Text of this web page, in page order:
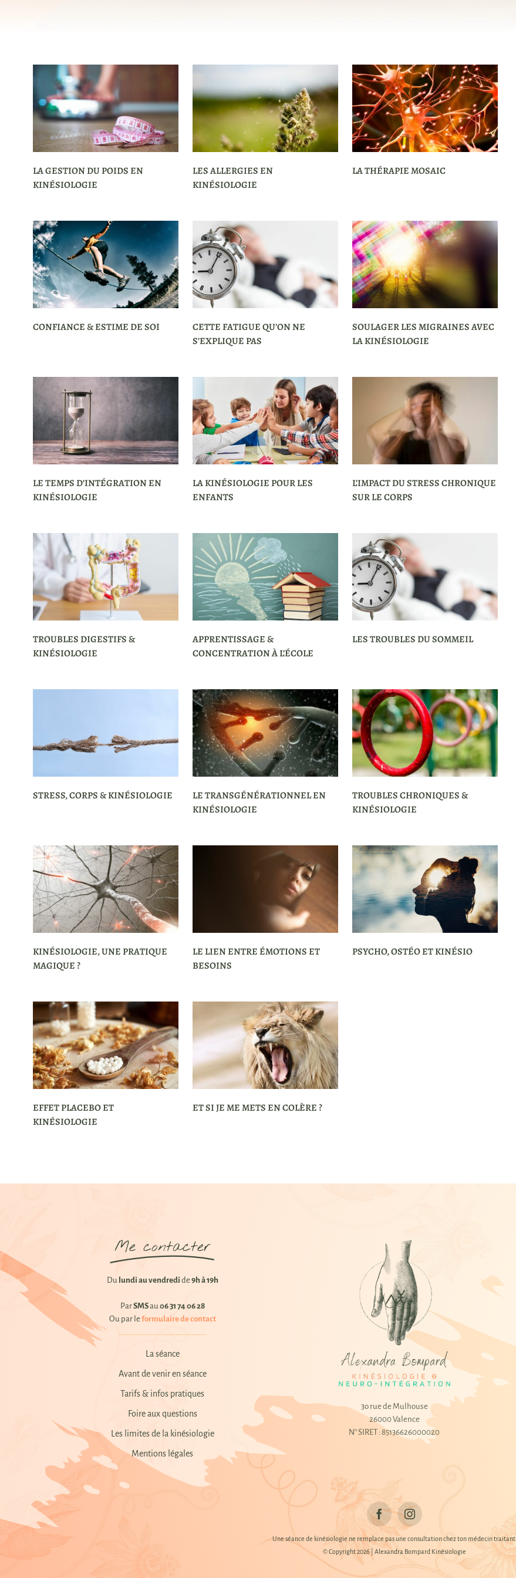
LA GESTION DU POIDS EN
KINÉSIOLOGIE
LES ALLERGIES EN
KINÉSIOLOGIE
LA THÉRAPIE MOSAIC
CONFIANCE & ESTIME DE SOI
CETTE FATIGUE QU’ON NE
S’EXPLIQUE PAS
SOULAGER LES MIGRAINES AVEC
LA KINÉSIOLOGIE
LE TEMPS D’INTÉGRATION EN
KINÉSIOLOGIE
LA KINÉSIOLOGIE POUR LES
ENFANTS
L’IMPACT DU STRESS CHRONIQUE
SUR LE CORPS
TROUBLES DIGESTIFS &
KINÉSIOLOGIE
APPRENTISSAGE &
CONCENTRATION À L’ÉCOLE
LES TROUBLES DU SOMMEIL
STRESS, CORPS & KINÉSIOLOGIE
LE TRANSGÉNÉRATIONNEL EN
KINÉSIOLOGIE
TROUBLES CHRONIQUES &
KINÉSIOLOGIE
KINÉSIOLOGIE, UNE PRATIQUE
MAGIQUE ?
LE LIEN ENTRE ÉMOTIONS ET
BESOINS
PSYCHO, OSTÉO ET KINÉSIO
EFFET PLACEBO ET
KINÉSIOLOGIE
ET SI JE ME METS EN COLÈRE ?
Me contacter
Du lundi au vendredi de9h à 19h
ParSMSau 06 31 74 06 28
Ou par leformulaire de contact
La séance
Avant de venir en séance
Tarifs & infos pratiques
Foire aux questions
Les limites de la kinésiologie
Mentions légales
3o rue de Mulhouse
26000 Valence
N° SIRET : 85136626000020
Une séance de kinésiologie ne remplace pas une consultation chez ton médecin traitant.
© Copyright 2026 | Alexandra Bompard Kinésiologie